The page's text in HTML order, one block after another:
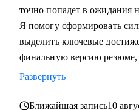
точно попадет в ожидания
Я помогу сформировать
выделить ключевые
финальную версию резюме,
Развернуть
Ближайшая запись10